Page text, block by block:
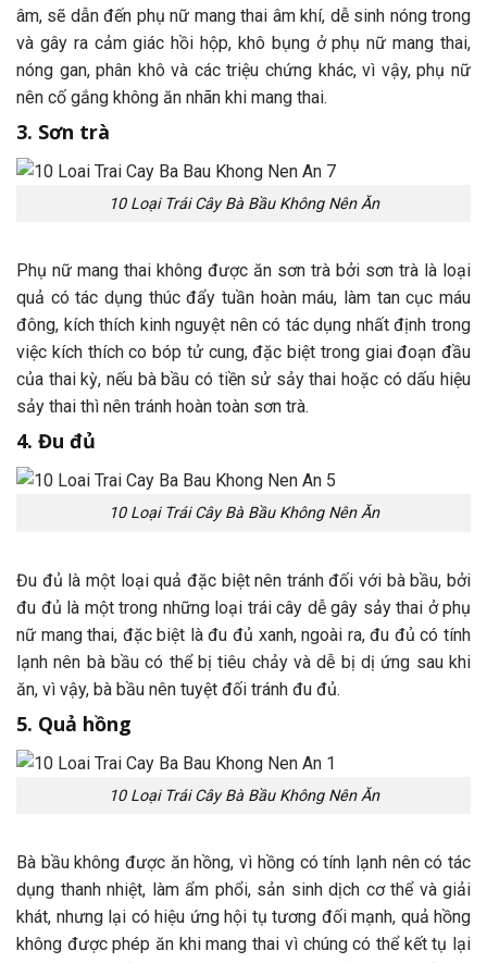
âm, sẽ dẫn đến phụ nữ mang thai âm khí, dễ sinh nóng trong
và gây ra cảm giác hồi hộp, khô bụng ở phụ nữ mang thai,
nóng gan, phân khô và các triệu chứng khác, vì vậy, phụ nữ
nên cố gắng không ăn nhãn khi mang thai.
3. Sơn trà
10 Loại Trái Cây Bà Bầu Không Nên Ăn
Phụ nữ mang thai không được ăn sơn trà bởi sơn trà là loại
quả có tác dụng thúc đẩy tuần hoàn máu, làm tan cục máu
đông, kích thích kinh nguyệt nên có tác dụng nhất định trong
việc kích thích co bóp tử cung, đặc biệt trong giai đoạn đầu
của thai kỳ, nếu bà bầu có tiền sử sảy thai hoặc có dấu hiệu
sảy thai thì nên tránh hoàn toàn sơn trà.
4. Đu đủ
10 Loại Trái Cây Bà Bầu Không Nên Ăn
Đu đủ là một loại quả đặc biệt nên tránh đối với bà bầu, bởi
đu đủ là một trong những loại trái cây dễ gây sảy thai ở phụ
nữ mang thai, đặc biệt là đu đủ xanh, ngoài ra, đu đủ có tính
lạnh nên bà bầu có thể bị tiêu chảy và dễ bị dị ứng sau khi
ăn, vì vậy, bà bầu nên tuyệt đối tránh đu đủ.
5. Quả hồng
10 Loại Trái Cây Bà Bầu Không Nên Ăn
Bà bầu không được ăn hồng, vì hồng có tính lạnh nên có tác
dụng thanh nhiệt, làm ẩm phổi, sản sinh dịch cơ thể và giải
khát, nhưng lại có hiệu ứng hội tụ tương đối mạnh, quả hồng
không được phép ăn khi mang thai vì chúng có thể kết tụ lại